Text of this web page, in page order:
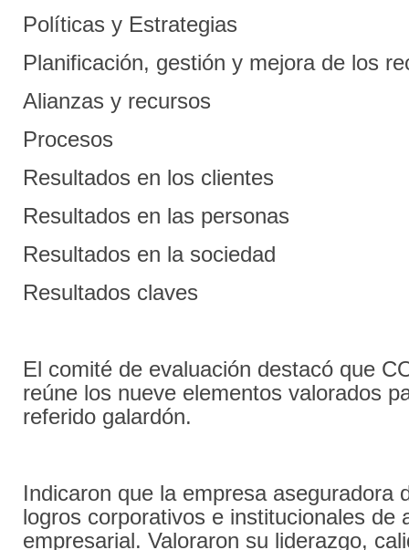
Políticas y Estrategias
Planificación, gestión y mejora de los
Alianzas y recursos
Procesos
Resultados en los clientes
Resultados en las personas
Resultados en la sociedad
Resultados claves
El comité de evaluación destacó que
reúne los nueve elementos valorados
referido galardón.
Indicaron que la empresa aseguradora
logros corporativos e institucionales de
empresarial. Valoraron su liderazgo,